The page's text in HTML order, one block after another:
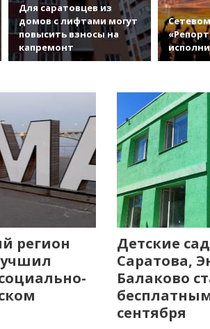
Для саратовцев из
домов с лифтами могут
повысить взносы на
капремонт
регион
Детские
Саратова,
Балаково
сентября